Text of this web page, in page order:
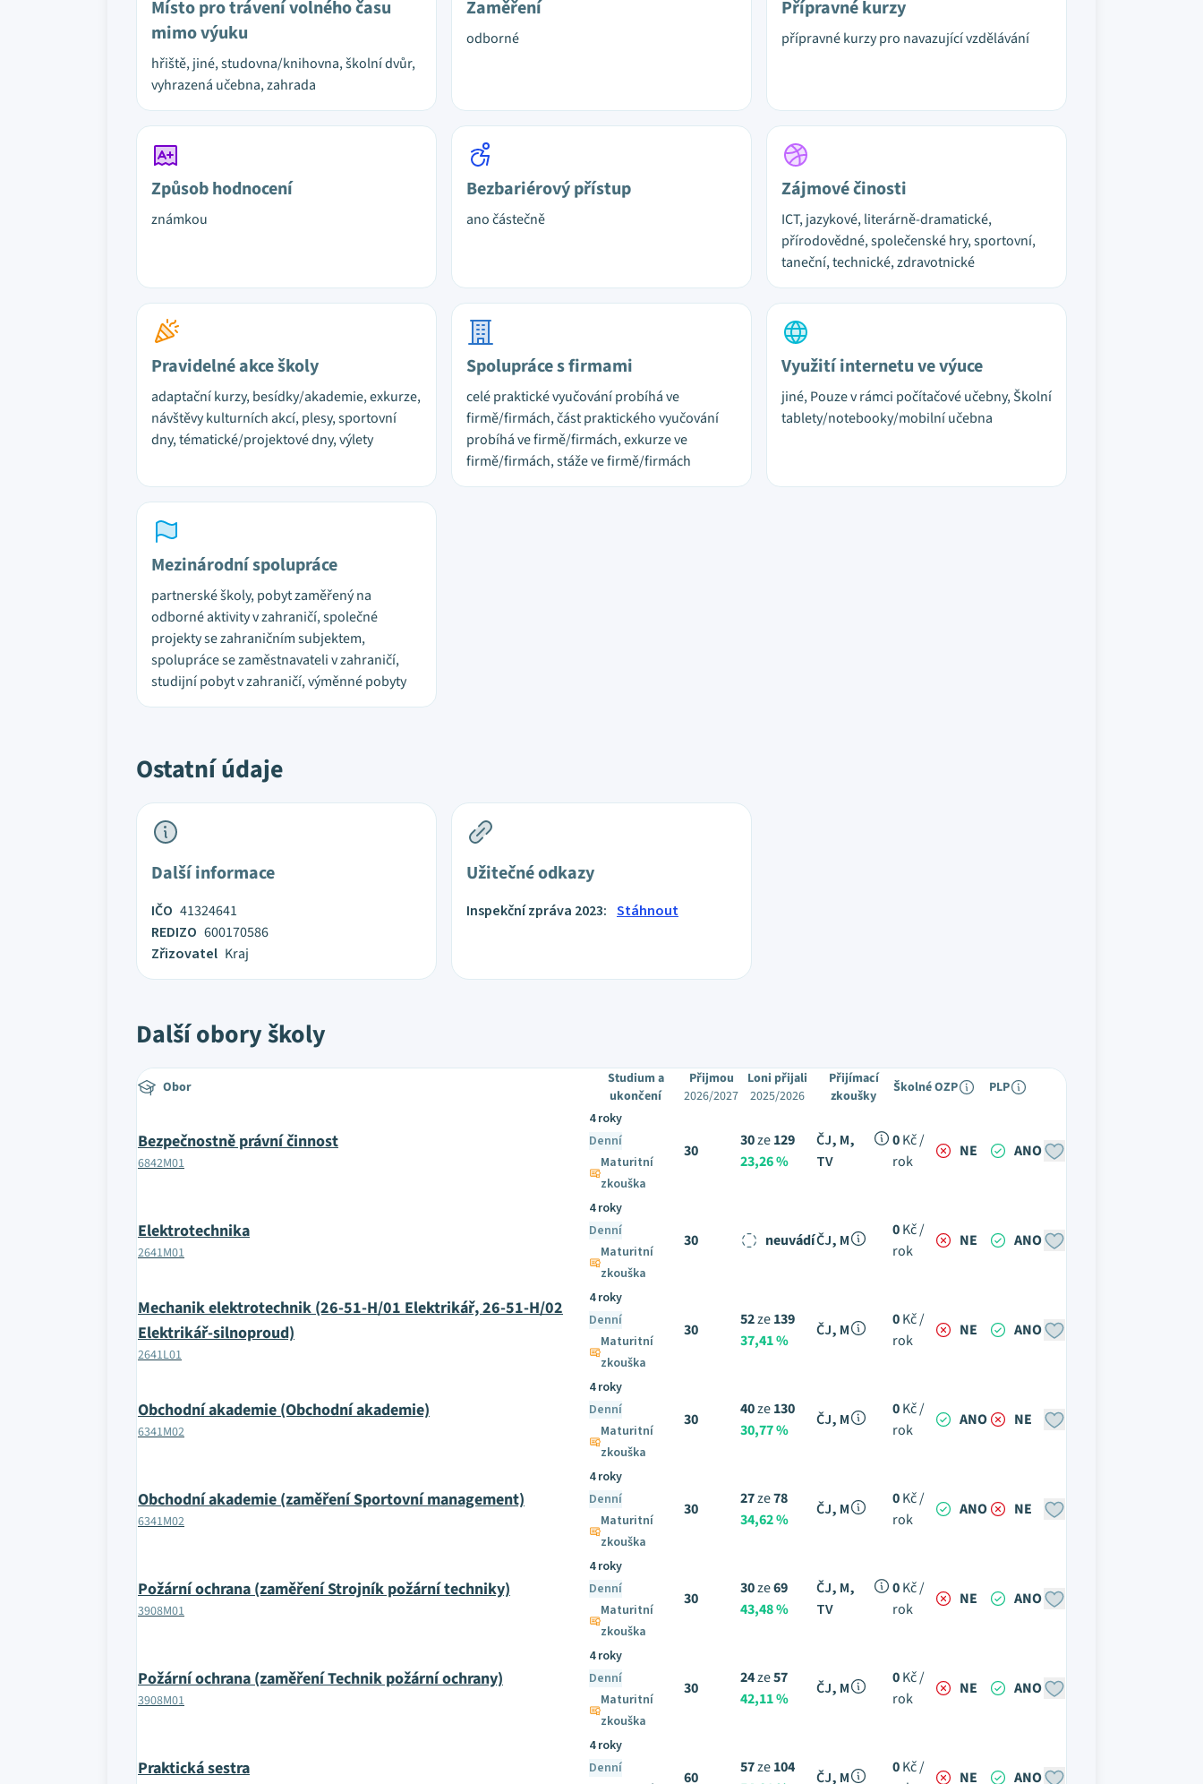
Místo pro trávení volného času
mimo výuku
hřiště, jiné, studovna/knihovna, školní dvůr,
vyhrazená učebna, zahrada
Zaměření
odborné
Přípravné kurzy
přípravné kurzy pro navazující vzdělávání
Způsob hodnocení
známkou
Bezbariérový přístup
ano částečně
Zájmové činosti
ICT, jazykové, literárně-dramatické,
přírodovědné, společenské hry, sportovní,
taneční, technické, zdravotnické
Pravidelné akce školy
adaptační kurzy, besídky/akademie, exkurze,
návštěvy kulturních akcí, plesy, sportovní
dny, tématické/projektové dny, výlety
Spolupráce s firmami
celé praktické vyučování probíhá ve
firmě/firmách, část praktického vyučování
probíhá ve firmě/firmách, exkurze ve
firmě/firmách, stáže ve firmě/firmách
Využití internetu ve výuce
jiné, Pouze v rámci počítačové učebny, Školní
tablety/notebooky/mobilní učebna
Mezinárodní spolupráce
partnerské školy, pobyt zaměřený na
odborné aktivity v zahraničí, společné
projekty se zahraničním subjektem,
spolupráce se zaměstnavateli v zahraničí,
studijní pobyt v zahraničí, výměnné pobyty
Ostatní údaje
Další informace
IČO 41324641
REDIZO 600170586
Zřizovatel Kraj
Užitečné odkazy
Inspekční zpráva 2023: Stáhnout
Další obory školy
Obor
Studium a
ukončení
Přijmou
2026/2027
Loni přijali
2025/2026
Přijímací
zkoušky
ŠkolnéOZP PLP
Bezpečnostně právní činnost
6842M01
4 roky
Denní
Maturitní
zkouška
30
30ze129
23,26 %
ČJ, M,
TV
0Kč /
rok
NE ANO
Elektrotechnika
2641M01
4 roky
Denní
Maturitní
zkouška
30 neuvádíČJ, M
0Kč /
rok
NE ANO
Mechanik elektrotechnik (26-51-H/01 Elektrikář, 26-51-H/02
Elektrikář-silnoproud)
2641L01
4 roky
Denní
Maturitní
zkouška
30
52ze139
37,41 %
ČJ, M
0Kč /
rok
NE ANO
Obchodní akademie (Obchodní akademie)
6341M02
4 roky
Denní
Maturitní
zkouška
30
40ze130
30,77 %
ČJ, M
0Kč /
rok
ANO NE
Obchodní akademie (zaměření Sportovní management)
6341M02
4 roky
Denní
Maturitní
zkouška
30
27ze78
34,62 %
ČJ, M
0Kč /
rok
ANO NE
Požární ochrana (zaměření Strojník požární techniky)
3908M01
4 roky
Denní
Maturitní
zkouška
30
30ze69
43,48 %
ČJ, M,
TV
0Kč /
rok
NE ANO
Požární ochrana (zaměření Technik požární ochrany)
3908M01
4 roky
Denní
Maturitní
zkouška
30
24ze57
42,11 %
ČJ, M
0Kč /
rok
NE ANO
Praktická sestra
4 roky
Denní
60
57ze104
ČJ, M
0Kč /
NE ANO